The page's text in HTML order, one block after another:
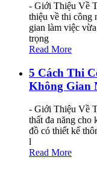
- Giới Thiệu Về
thiệu về thi công
gian làm việc
trọng
Read More
5 Cách Thi
Không Gian
- Giới Thiệu Về
thất đa năng cho
đồ có thiết kế
l
Read More